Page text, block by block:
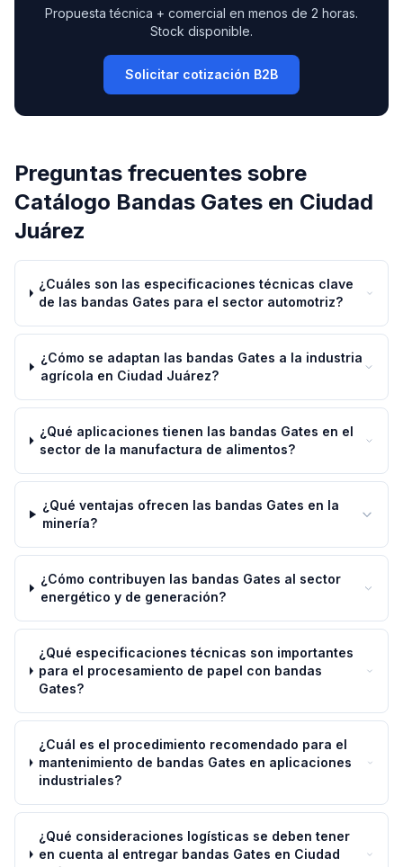
Propuesta técnica + comercial en menos de 2 horas.
Stock disponible.
Solicitar cotización B2B
Preguntas frecuentes sobre
Catálogo Bandas Gates en Ciudad
Juárez
¿Cuáles son las especificaciones técnicas clave
de las bandas Gates para el sector automotriz?
¿Cómo se adaptan las bandas Gates a la industria
agrícola en Ciudad Juárez?
¿Qué aplicaciones tienen las bandas Gates en el
sector de la manufactura de alimentos?
¿Qué ventajas ofrecen las bandas Gates en la
minería?
¿Cómo contribuyen las bandas Gates al sector
energético y de generación?
¿Qué especificaciones técnicas son importantes
para el procesamiento de papel con bandas
Gates?
¿Cuál es el procedimiento recomendado para el
mantenimiento de bandas Gates en aplicaciones
industriales?
¿Qué consideraciones logísticas se deben tener
en cuenta al entregar bandas Gates en Ciudad